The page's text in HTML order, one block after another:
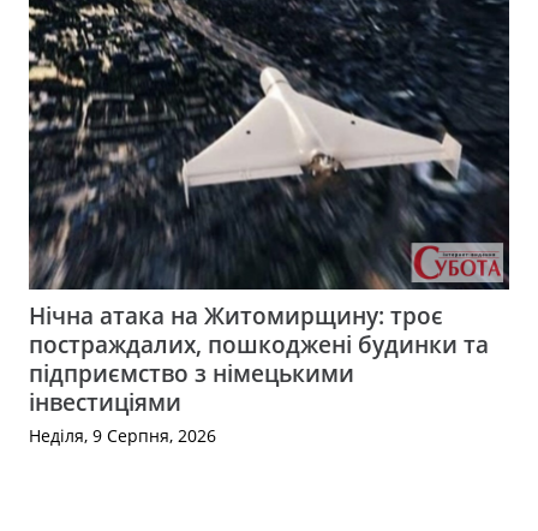
Нічна атака на Житомирщину: троє
постраждалих, пошкоджені будинки та
підприємство з німецькими
інвестиціями
Неділя, 9 Серпня, 2026